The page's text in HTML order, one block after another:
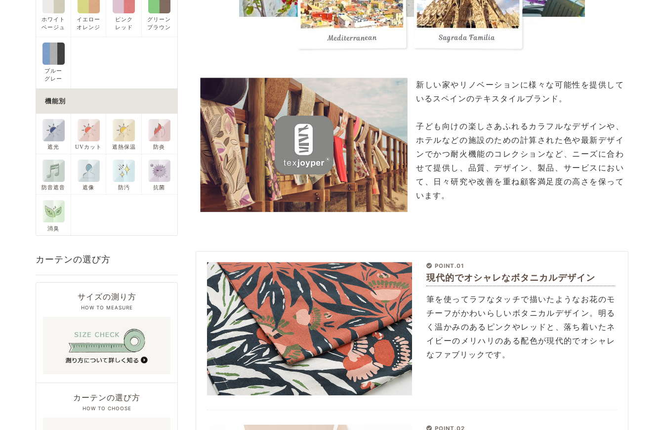
新しい家やリノベーションに様々な可能性を提供して
いるスペインのテキスタイルブランド。
子ども向けの楽しさあふれるカラフルなデザインや、
ホテルなどの施設のための計算された色や最新デザイ
ンでかつ耐火機能のコレクションなど、ニーズに合わ
せて提供し、品質、デザイン、製品、サービスにおい
て、日々研究や改善を重ね顧客満足度の高さを保って
います。
POINT.01
現代的でオシャレなボタニカルデザイン
筆を使ってラフなタッチで描いたようなお花のモ
チーフがかわいらしいボタニカルデザイン。明る
く温かみのあるピンクやレッドと、落ち着いたネ
イビーのメリハリのある配色が現代的でオシャレ
なファブリックです。
POINT.02
ホワイト
ベージュ
イエロー
オレンジ
ピンク
レッド
グリーン
ブラウン
ブルー
グレー
機能別
遮光 UVカット 遮熱保温 防炎
防音遮音 遮像 防汚 抗菌
消臭
カーテンの選び方
サイズの測り方
HOW TO MEASURE
カーテンの選び方
HOW TO CHOOSE